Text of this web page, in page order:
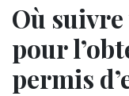
Où
pour
permis